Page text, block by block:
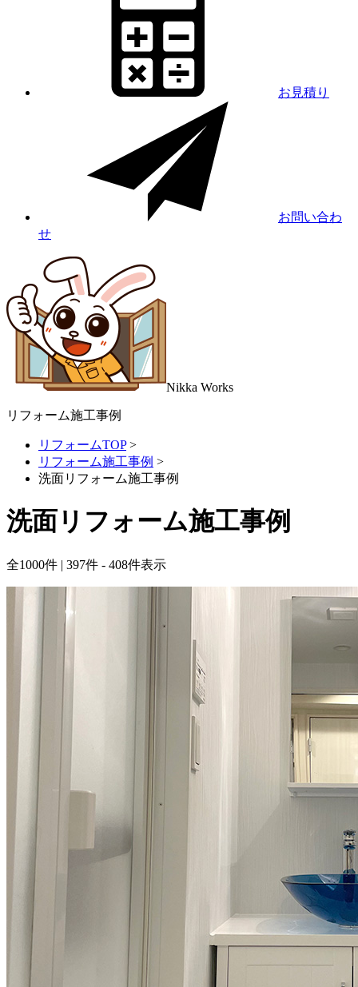
お見積り
お問い合わ
せ
Nikka Works
リフォーム施工事例
リフォームTOP>
リフォーム施工事例 >
洗面リフォーム施工事例
洗面リフォーム施工事例
全1000件 | 397件 - 408件表示